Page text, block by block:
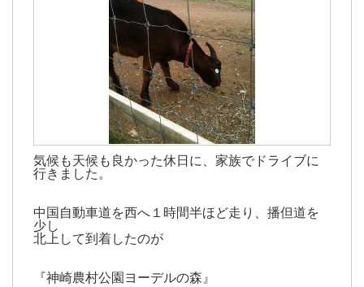
気候も天候も良かった休日に、家族でドライブに
行きました。
中国自動車道を西へ１時間半ほど走り、播但道を
少し
北上して到着したのが
『神崎農村公園ヨーデルの森』